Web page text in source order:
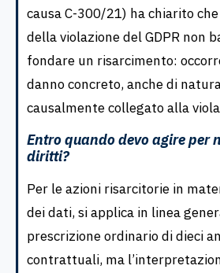
causa C-300/21) ha chiarito
della violazione del GDPR non
fondare un risarcimento:
danno concreto, anche di
causalmente collegato alla
Entro quando devo agire per
diritti?
Per le azioni risarcitorie in
dei dati, si applica in linea
prescrizione ordinario di dieci
contrattuali, ma